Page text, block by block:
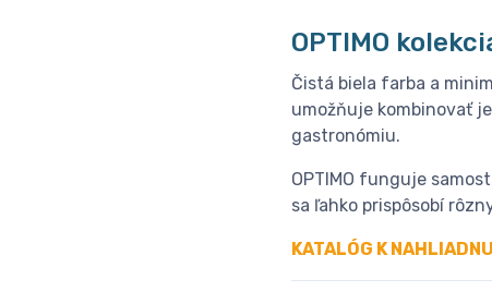
OPTIMO
Čistá biela farba a
umožňuje kombinovať
gastronómiu.
OPTIMO funguje
sa ľahko prispôsobí
KATALÓG K